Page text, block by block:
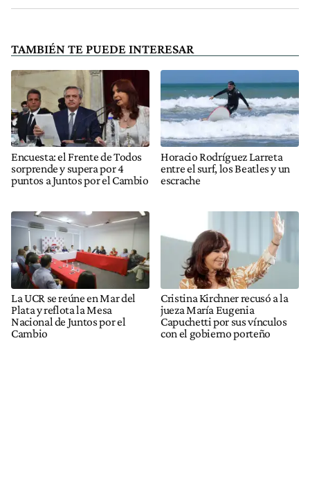
TAMBIÉN TE PUEDE INTERESAR
Encuesta: el Frente de Todos
sorprende y supera por 4
puntos a Juntos por el Cambio
Horacio Rodríguez Larreta
entre el surf, los Beatles y un
escrache
La UCR se reúne en Mar del
Plata y reflota la Mesa
Nacional de Juntos por el
Cambio
Cristina Kirchner recusó a la
jueza María Eugenia
Capuchetti por sus vínculos
con el gobierno porteño